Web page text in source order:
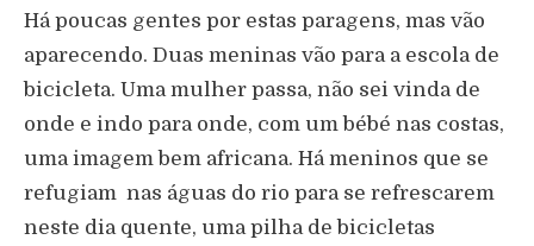
Há poucas gentes por estas paragens, mas vão
aparecendo. Duas meninas vão para a escola de
bicicleta. Uma mulher passa, não sei vinda de
onde e indo para onde, com um bébé nas costas,
uma imagem bem africana. Há meninos que se
refugiam nas águas do rio para se refrescarem
neste dia quente, uma pilha de bicicletas